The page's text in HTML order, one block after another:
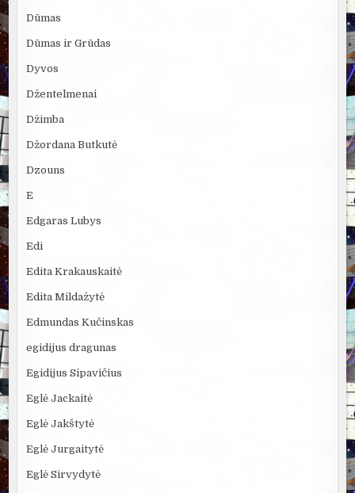
Dūmas
Dūmas ir Grūdas
Dyvos
Džentelmenai
Džimba
Džordana Butkutė
Dzouns
E
Edgaras Lubys
Edi
Edita Krakauskaitė
Edita Mildažytė
Edmundas Kučinskas
egidijus dragunas
Egidijus Sipavičius
Eglė Jackaitė
Eglė Jakštytė
Eglė Jurgaitytė
Eglė Sirvydytė